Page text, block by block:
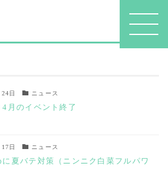
日 ニュース
4月のイベント終了
日 ニュース
夏バテ対策（ニンニク白菜フルパワ